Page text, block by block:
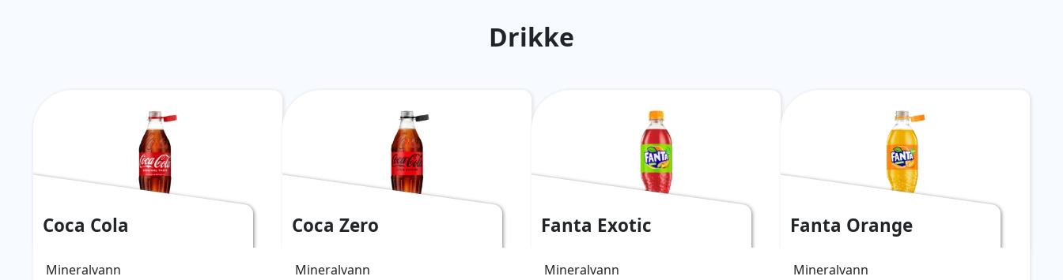
Drikke
Coca Cola
Mineralvann
Coca Zero
Mineralvann
Fanta Exotic
Mineralvann
Fanta Orange
Mineralvann